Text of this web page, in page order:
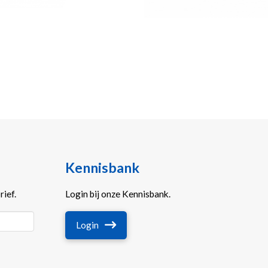
Kennisbank
Login bij onze Kennisbank.
Login